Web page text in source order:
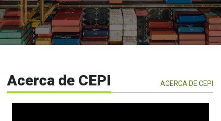
Acerca de CEPI ACERCA DE CEPI